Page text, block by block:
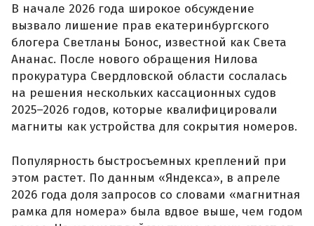
В начале 2026 года широкое обсуждение
вызвало лишение прав екатеринбургского
блогера Светланы Бонос, известной как Света
Ананас. После нового обращения Нилова
прокуратура Свердловской области сослалась
на решения нескольких кассационных судов
2025–2026 годов, которые квалифицировали
магниты как устройства для сокрытия номеров.
Популярность быстросъемных креплений при
этом растет. По данным «Яндекса», в апреле
2026 года доля запросов со словами «магнитная
рамка для номера» была вдвое выше, чем годом